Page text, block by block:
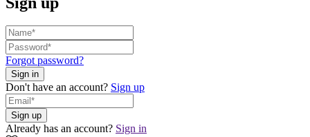
Forgot password?
Don't have an account? Sign up
Already has an account? Sign in